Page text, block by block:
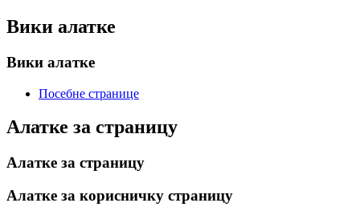
Вики алатке
Вики алатке
Посебне странице
Алатке за страницу
Алатке за страницу
Алатке за корисничку страницу